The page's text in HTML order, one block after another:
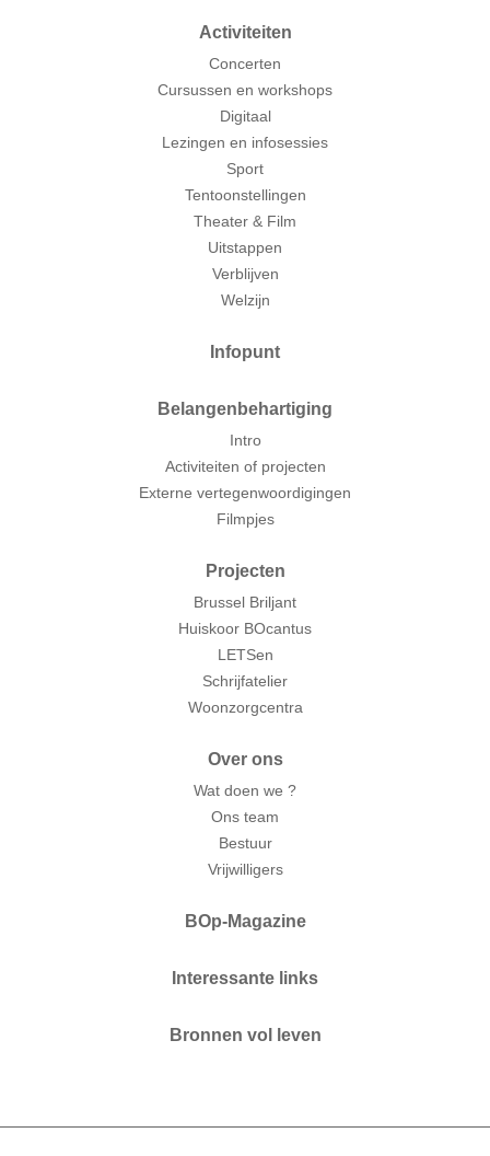
Activiteiten
Concerten
Cursussen en workshops
Digitaal
Lezingen en infosessies
Sport
Tentoonstellingen
Theater & Film
Uitstappen
Verblijven
Welzijn
Infopunt
Belangenbehartiging
Intro
Activiteiten of projecten
Externe vertegenwoordigingen
Filmpjes
Projecten
Brussel Briljant
Huiskoor BOcantus
LETSen
Schrijfatelier
Woonzorgcentra
Over ons
Wat doen we ?
Ons team
Bestuur
Vrijwilligers
BOp-Magazine
Interessante links
Bronnen vol leven